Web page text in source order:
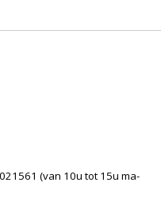
(van 10u tot 15u ma-